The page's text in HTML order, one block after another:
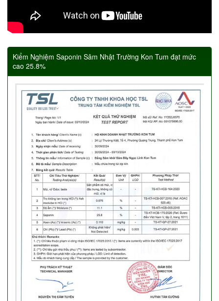
Kiểm Nghiệm Saponin Sâm Nhật Trường Kon Tum đạt mức
cao 25.8%